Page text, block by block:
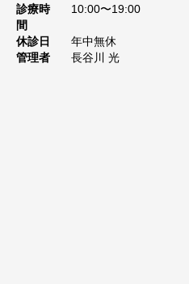
診療時
間
10:00〜19:00
休診日
年中無休
管理者
長谷川 光